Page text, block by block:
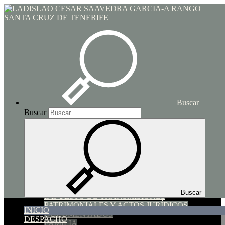
Buscar
Buscar
Buscar
INICIO
DESPACHO
Toggle navigation
SUCESIONES Y DONACIONES
HIPOTECARIO y COMPRAVENTA
IMPUESTO DE TRANSMISIONES
PATRIMONIALES Y ACTOS JURÍDICOS
DOCUMENTADOS
FAMILIA